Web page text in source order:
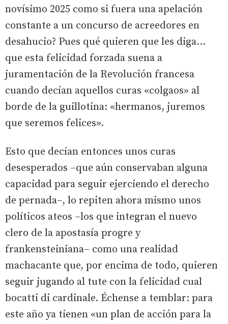
novísimo 2025 como si fuera una apelación
constante a un concurso de acreedores en
desahucio? Pues qué quieren que les diga…
que esta felicidad forzada suena a
juramentación de la Revolución francesa
cuando decían aquellos curas «colgaos» al
borde de la guillotina: «hermanos, juremos
que seremos felices».
Esto que decían entonces unos curas
desesperados –que aún conservaban alguna
capacidad para seguir ejerciendo el derecho
de pernada–, lo repiten ahora mismo unos
políticos ateos –los que integran el nuevo
clero de la apostasía progre y
frankensteiniana– como una realidad
machacante que, por encima de todo, quieren
seguir jugando al tute con la felicidad cual
bocatti di cardinale. Échense a temblar: para
este año ya tienen «un plan de acción para la